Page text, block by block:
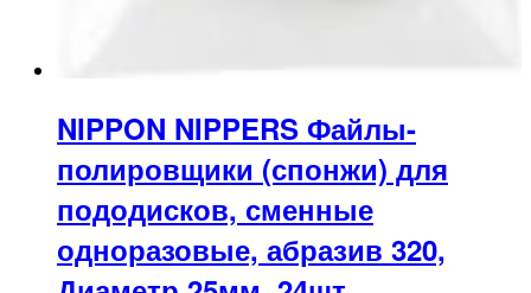
NIPPON NIPPERS Файлы-
полировщики (спонжи) для
пододисков, сменные
одноразовые, абразив 320,